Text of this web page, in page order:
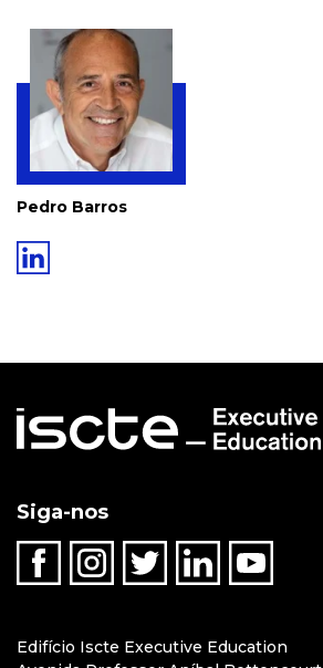
Pedro Barros
Siga-nos
Edifício Iscte Executive Education